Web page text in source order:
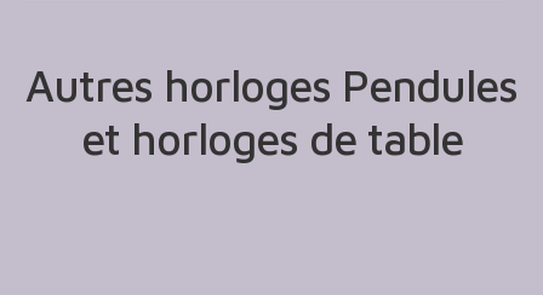
Autres horloges Pendules
et horloges de table